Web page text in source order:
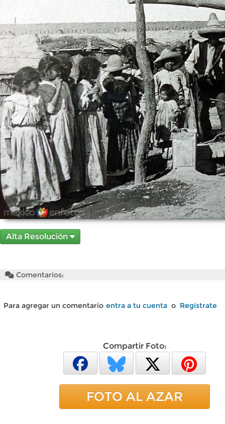
Alta Resolución
Comentarios:
Para agregar un comentario entra a tu cuenta o Regístrate
Compartir Foto:
FOTO AL AZAR